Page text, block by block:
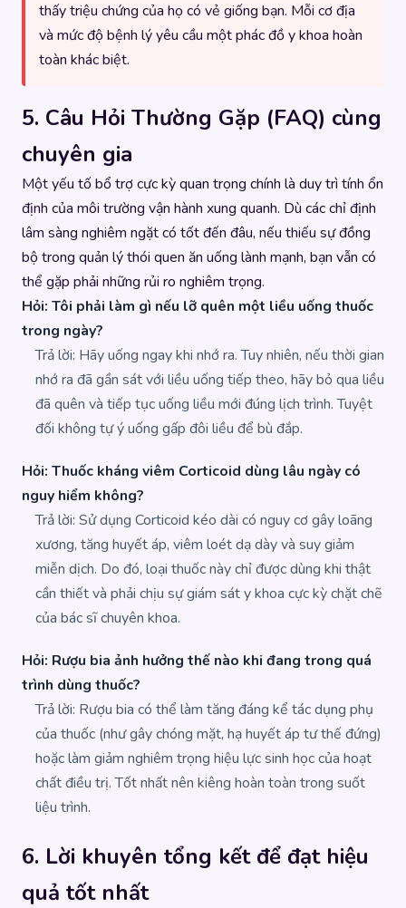
thấy triệu chứng của họ có vẻ giống bạn. Mỗi cơ địa
và mức độ bệnh lý yêu cầu một phác đồ y khoa hoàn
toàn khác biệt.
5. Câu Hỏi Thường Gặp (FAQ) cùng
chuyên gia
Một yếu tố bổ trợ cực kỳ quan trọng chính là duy trì tính ổn
định của môi trường vận hành xung quanh. Dù các chỉ định
lâm sàng nghiêm ngặt có tốt đến đâu, nếu thiếu sự đồng
bộ trong quản lý thói quen ăn uống lành mạnh, bạn vẫn có
thể gặp phải những rủi ro nghiêm trọng.
Hỏi: Tôi phải làm gì nếu lỡ quên một liều uống thuốc
trong ngày?
Trả lời: Hãy uống ngay khi nhớ ra. Tuy nhiên, nếu thời gian
nhớ ra đã gần sát với liều uống tiếp theo, hãy bỏ qua liều
đã quên và tiếp tục uống liều mới đúng lịch trình. Tuyệt
đối không tự ý uống gấp đôi liều để bù đắp.
Hỏi: Thuốc kháng viêm Corticoid dùng lâu ngày có
nguy hiểm không?
Trả lời: Sử dụng Corticoid kéo dài có nguy cơ gây loãng
xương, tăng huyết áp, viêm loét dạ dày và suy giảm
miễn dịch. Do đó, loại thuốc này chỉ được dùng khi thật
cần thiết và phải chịu sự giám sát y khoa cực kỳ chặt chẽ
của bác sĩ chuyên khoa.
Hỏi: Rượu bia ảnh hưởng thế nào khi đang trong quá
trình dùng thuốc?
Trả lời: Rượu bia có thể làm tăng đáng kể tác dụng phụ
của thuốc (như gây chóng mặt, hạ huyết áp tư thế đứng)
hoặc làm giảm nghiêm trọng hiệu lực sinh học của hoạt
chất điều trị. Tốt nhất nên kiêng hoàn toàn trong suốt
liệu trình.
6. Lời khuyên tổng kết để đạt hiệu
quả tốt nhất